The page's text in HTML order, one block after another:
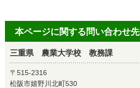
本ページに関する問い合わせ先
三重県 農業大学校 教務課
〒515-2316
松阪市嬉野川北町530